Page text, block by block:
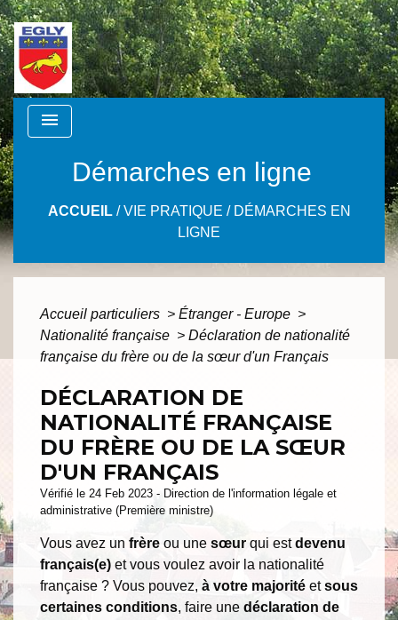
menu
Démarches en ligne
ACCUEIL/VIE PRATIQUE / DÉMARCHES EN
LIGNE
Accueil particuliers > Étranger - Europe >
Nationalité française > Déclaration de nationalité
française du frère ou de la sœur d'un Français
DÉCLARATION DE
NATIONALITÉ FRANÇAISE
DU FRÈRE OU DE LA SŒUR
D'UN FRANÇAIS
Vérifié le 24 Feb 2023 - Direction de l'information légale et
administrative (Première ministre)
Vous avez un frère ou une sœur qui estdevenu
français(e) et vous voulez avoir la nationalité
française ? Vous pouvez, à votre majorité etsous
certaines conditions, faire une déclaration de